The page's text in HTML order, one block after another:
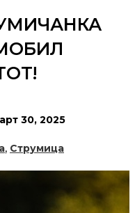
30, 2025
, Струмица